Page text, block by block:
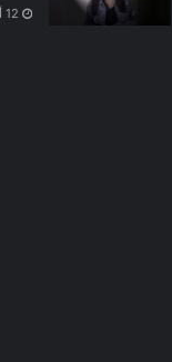
12 أبريل، 2019